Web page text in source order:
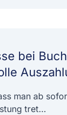
bei
man ab
tret…